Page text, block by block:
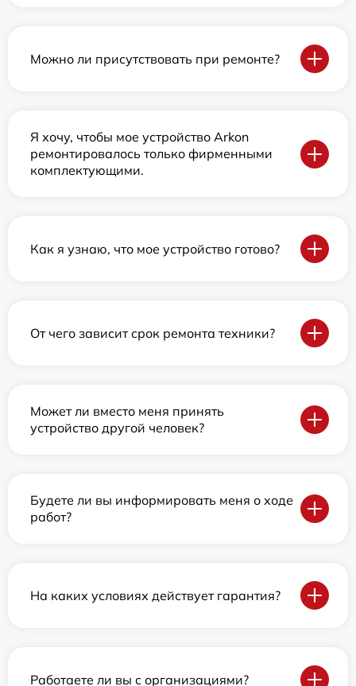
Можно ли присутствовать при ремонте?
Я хочу, чтобы мое устройство Arkon
ремонтировалось только фирменными
комплектующими.
Как я узнаю, что мое устройство готово?
От чего зависит срок ремонта техники?
Может ли вместо меня принять
устройство другой человек?
Будете ли вы информировать меня о ходе
работ?
На каких условиях действует гарантия?
Работаете ли вы с организациями?